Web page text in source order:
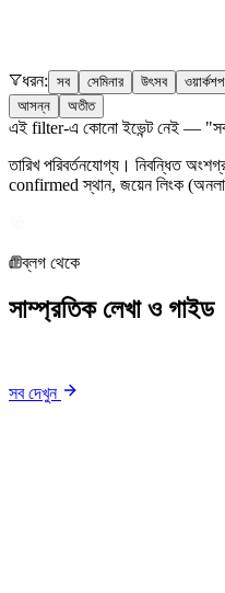
ধরন: সব সেমিনার উৎসব ওয়ার্কশপ
আসন্ন
অতীত
এই filter-এ কোনো ইভেন্ট নেই —
তারিখ পরিবর্তনযোগ্য। নিবন্ধিত
confirmed স্থান, জয়েন লিংক
ব্লগ থেকে
সাম্প্রতিক লেখা ও গাইড
সব দেখুন